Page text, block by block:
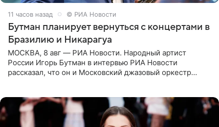
11 часов назад © РИА Новости
Бутман планирует вернуться с концертами в
Бразилию и Никарагуа
МОСКВА, 8 авг — РИА Новости. Народный артист
России Игорь Бутман в интервью РИА Новости
рассказал, что он и Московский джазовый оркестр